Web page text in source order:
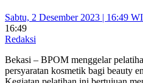
Sabtu, 2 Desember 2023 | 16:49
16:49
Redaksi
Bekasi – BPOM menggelar
persyaratan kosmetik bagi beauty